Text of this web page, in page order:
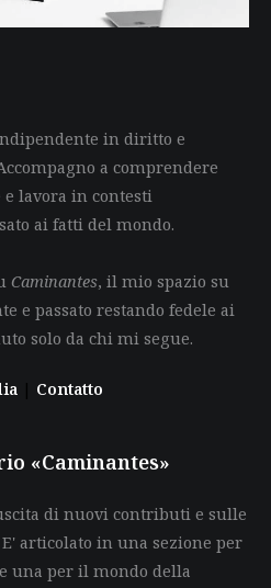
in diritto e
a comprendere
lavora in contesti
ai fatti del mondo.
Caminantes, il mio spazio su
e passato restando fedele ai
solo da chi mi segue.
| Contatto
«Caminantes»
di nuovi contributi e sulle
articolato in una sezione per
una per il mondo della